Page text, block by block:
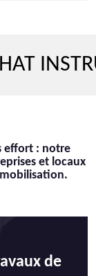
effort : notre
et locaux
de